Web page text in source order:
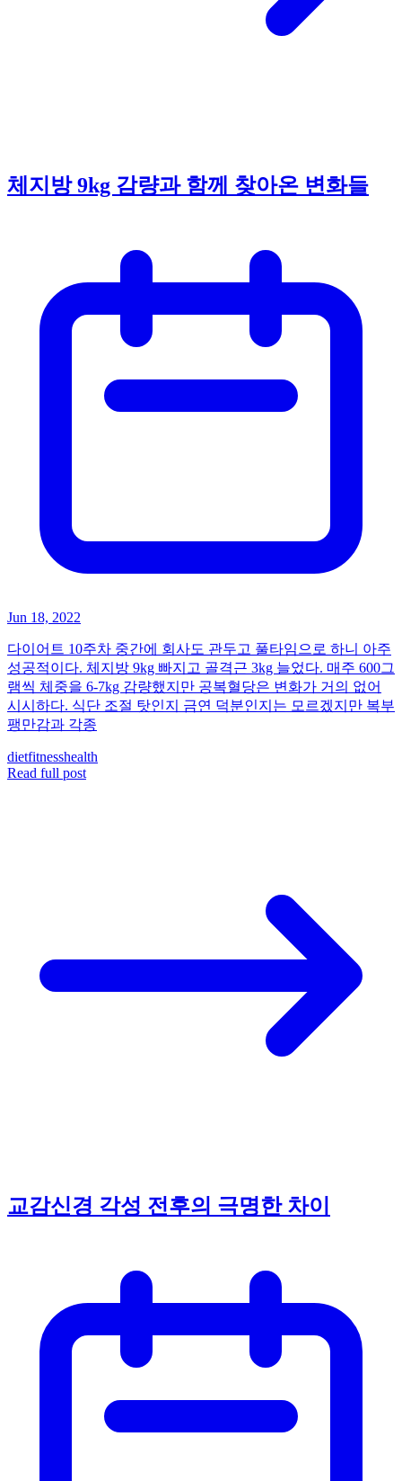
체지방 9kg 감량과 함께 찾아온 변화들
Jun 18, 2022
다이어트 10주차 중간에 회사도 관두고 풀타임으로 하니 아주
성공적이다. 체지방 9kg 빠지고 골격근 3kg 늘었다. 매주 600그
램씩 체중을 6-7kg 감량했지만 공복혈당은 변화가 거의 없어
시시하다. 식단 조절 탓인지 금연 덕분인지는 모르겠지만 복부
팽만감과 각종
dietfitnesshealth
Read full post
교감신경 각성 전후의 극명한 차이